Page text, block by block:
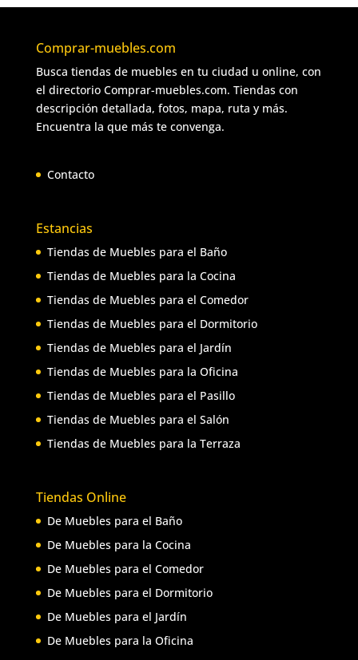
Comprar-muebles.com
Busca tiendas de muebles en tu ciudad u online, con
el directorio Comprar-muebles.com. Tiendas con
descripción detallada, fotos, mapa, ruta y más.
Encuentra la que más te convenga.
Contacto
Estancias
Tiendas de Muebles para el Baño
Tiendas de Muebles para la Cocina
Tiendas de Muebles para el Comedor
Tiendas de Muebles para el Dormitorio
Tiendas de Muebles para el Jardín
Tiendas de Muebles para la Oficina
Tiendas de Muebles para el Pasillo
Tiendas de Muebles para el Salón
Tiendas de Muebles para la Terraza
Tiendas Online
De Muebles para el Baño
De Muebles para la Cocina
De Muebles para el Comedor
De Muebles para el Dormitorio
De Muebles para el Jardín
De Muebles para la Oficina